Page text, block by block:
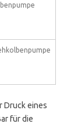
Druck eines
für die